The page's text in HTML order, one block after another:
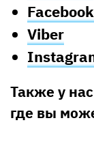
Viber
Также у
где вы